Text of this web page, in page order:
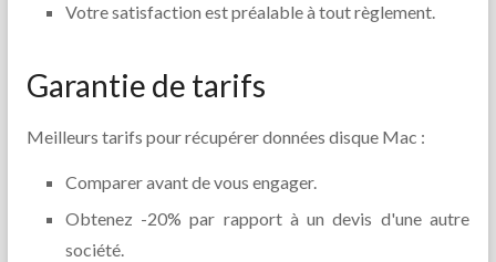
Votre satisfaction est préalable à tout règlement.
Garantie de tarifs
Meilleurs tarifs pour récupérer données disque Mac :
Comparer avant de vous engager.
Obtenez -20% par rapport à un devis d'une autre
société.